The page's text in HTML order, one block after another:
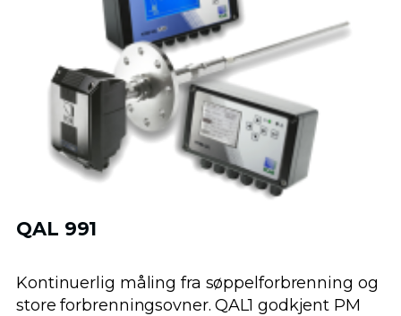
QAL 991
Kontinuerlig måling fra søppelforbrenning og
store forbrenningsovner. QAL1 godkjent PM